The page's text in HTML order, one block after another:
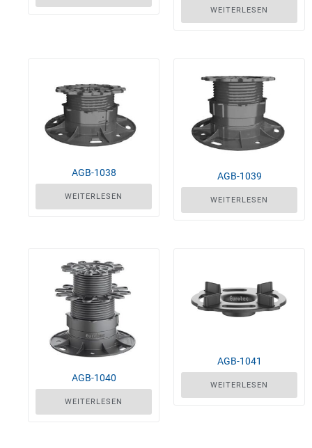
WEITERLESEN
AGB-1038
WEITERLESEN
AGB-1039
WEITERLESEN
AGB-1040
WEITERLESEN
AGB-1041
WEITERLESEN